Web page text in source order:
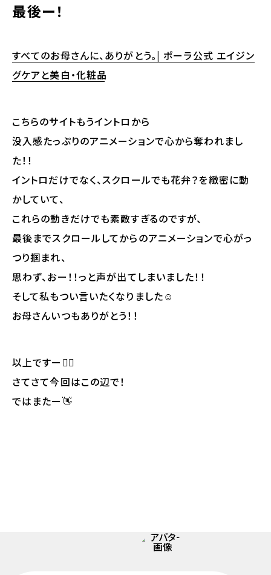
最後ー！
すべてのお母さんに、ありがとう。| ポーラ公式 エイジン
グケアと美白・化粧品
こちらのサイトもうイントロから
没入感たっぷりのアニメーションで心から奪われまし
た！！
イントロだけでなく、スクロールでも花弁？を緻密に動
かしていて、
これらの動きだけでも素敵すぎるのですが、
最後までスクロールしてからのアニメーションで心がっ
つり掴まれ、
思わず、おー！！っと声が出てしまいました！！
そして私もつい言いたくなりました☺️
お母さんいつもありがとう！！
以上ですー🙋‍♂️
さてさて今回はこの辺で！
ではまたー👋